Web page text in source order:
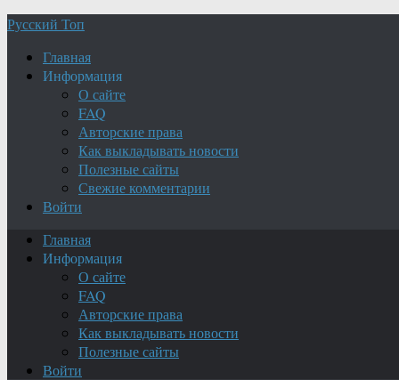
Русский Топ
Главная
Информация
О сайте
FAQ
Авторские права
Как выкладывать новости
Полезные сайты
Свежие комментарии
Войти
Главная
Информация
О сайте
FAQ
Авторские права
Как выкладывать новости
Полезные сайты
Войти